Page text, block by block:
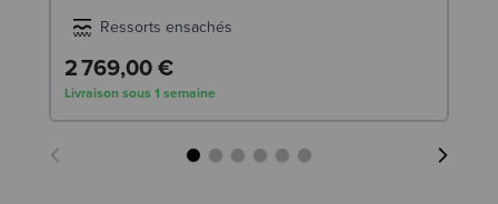
Ressorts ensachés
2 769,00 €
Livraison sous 1 semaine